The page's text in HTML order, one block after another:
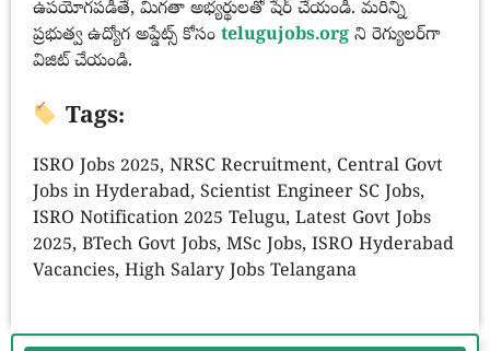
ఉపయోగపడితే, మిగతా అభ్యర్థులతో షేర్ చేయండి. మరిన్ని
ప్రభుత్వ ఉద్యోగ అప్డేట్స్ కోసం telugujobs.org ని రెగ్యులర్‌గా
విజిట్ చేయండి.
Tags:
ISRO Jobs 2025, NRSC Recruitment, Central Govt
Jobs in Hyderabad, Scientist Engineer SC Jobs,
ISRO Notification 2025 Telugu, Latest Govt Jobs
2025, BTech Govt Jobs, MSc Jobs, ISRO Hyderabad
Vacancies, High Salary Jobs Telangana